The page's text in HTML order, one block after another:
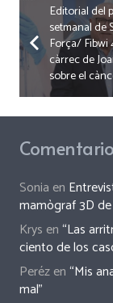
Editorial del
setmanal de
Força/ Fibwi
càrrec de
sobre el
Sonia en
mamògraf 3D
Krys en“Las
ciento de los
Perézen“Mis
mal”